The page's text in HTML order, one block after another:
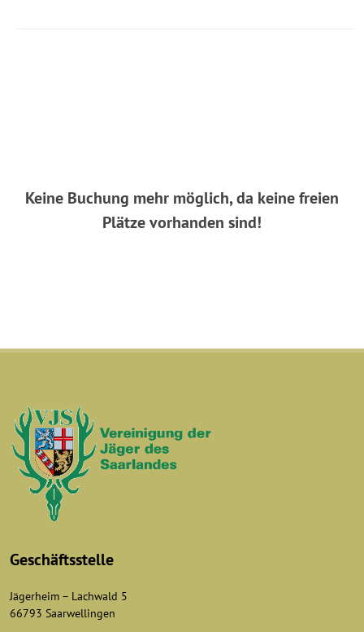
Keine Buchung mehr möglich, da keine freien
Plätze vorhanden sind!
Geschäftsstelle
Jägerheim – Lachwald 5
66793 Saarwellingen